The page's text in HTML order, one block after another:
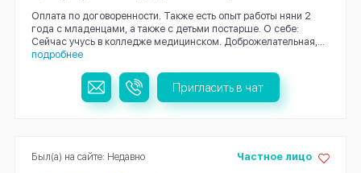
Оплата по договоренности. Также есть опыт работы няни 2
года с младенцами, а также с детьми постарше. О себе:
Сейчас учусь в колледже медицинском. Доброжелательная,...
подробнее
Пригласить в чат
Частное лицо
Был(а) на сайте: Недавно